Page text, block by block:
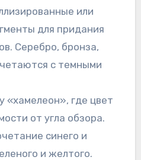
или
для придания
Серебро, бронза,
с темными
«хамелеон», где цвет
от угла обзора.
синего и
и желтого.